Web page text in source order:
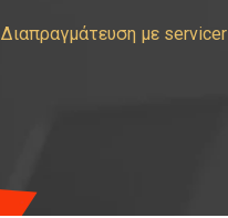
Διαπραγμάτευση με